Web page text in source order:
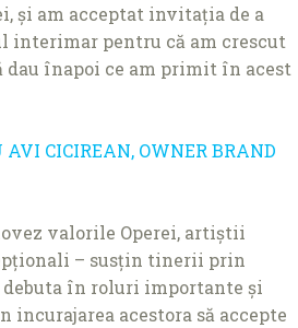
și am acceptat invitaţia de a
interimar pentru că am crescut
dau înapoi ce am primit în acest
CICIREAN, OWNER BRAND
valorile Operei, artiștii
– susţin tinerii prin
debuta în roluri importante și
acestora să accepte